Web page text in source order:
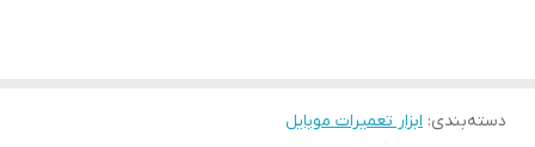
دسته‌بندی: ابزار تعمیرات موبایل